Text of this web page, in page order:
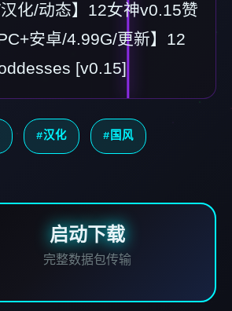
汉化/动态】12女神v0.15赞
安卓/4.99G/更新】12
[v0.15]
#汉化 #国风
启动下载
完整数据包传输